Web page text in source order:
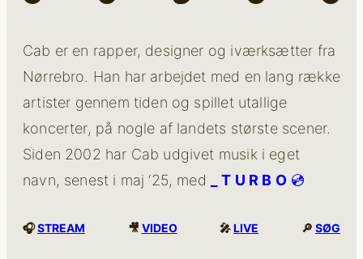
Cab er en rapper, designer og iværksætter fra
Nørrebro. Han har arbejdet med en lang række
artister gennem tiden og spillet utallige
koncerter, på nogle af landets største scener.
Siden 2002 har Cab udgivet musik i eget
navn, senest i maj ‘25, med
_ T U R B O 💿
🎧STREAM 🎥 VIDEO 🎤LIVE 🔎 SØG